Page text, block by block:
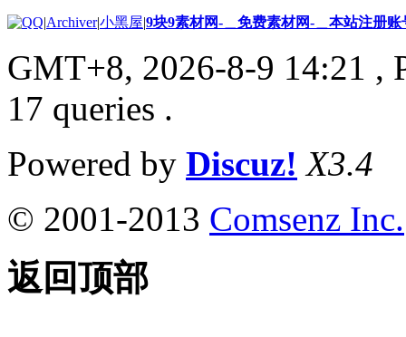
|Archiver|小黑屋|9块9素材网-＿免费素材网-＿本站注册账
GMT+8, 2026-8-9 14:21 ,
17 queries .
Powered by Discuz! X3.4
© 2001-2013 Comsenz Inc.
返回顶部